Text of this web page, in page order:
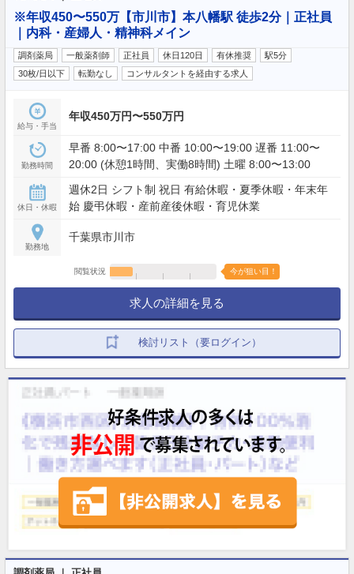
※年収450〜550万【市川市】本八幡駅 徒歩2分｜正社員
｜内科・産婦人・精神科メイン
調剤薬局 一般薬剤師 正社員 休日120日 有休推奨
駅5分
30枚/日以下
転勤なし コンサルタントを経由する求人
給与・手当
年収450万円〜550万円
勤務時間
早番 8:00〜17:00 中番 10:00〜19:00 遅番 11:00〜
20:00 (休憩1時間、実働8時間) 土曜 8:00〜13:00
休日・休暇
週休2日 シフト制 祝日 有給休暇・夏季休暇・年末年
始 慶弔休暇・産前産後休暇・育児休業
勤務地
千葉県市川市
閲覧状況 今が狙い目！
求人の詳細を見る
検討リスト（要ログイン）